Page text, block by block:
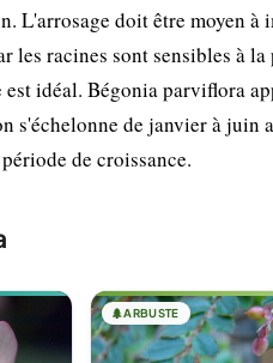
L'arrosage doit être moyen
les racines sont sensibles à
idéal. Bégonia parviflora
de janvier à juin
de croissance.
🌲ARBUSTE